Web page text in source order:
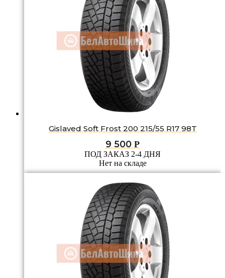
Gislaved Soft Frost 200 215/55 R17 98T
9 500 Р
ПОД ЗАКАЗ 2-4 ДНЯ
Нет на складе